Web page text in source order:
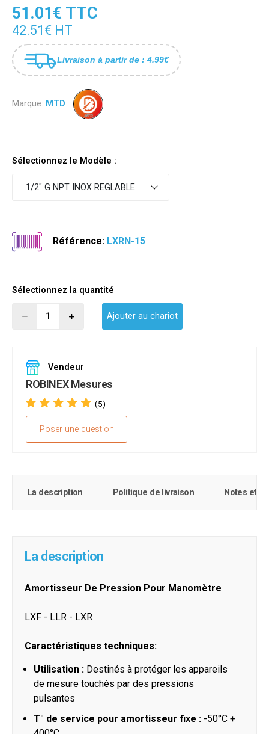
51.01€ TTC
42.51€ HT
Livraison à partir de : 4.99€
Marque: MTD
Sélectionnez le Modèle :
1/2" G NPT INOX REGLABLE
Référence: LXRN-15
Sélectionnez la quantité
Ajouter au chariot
Vendeur
ROBINEX Mesures
(5)
Poser une question
La description Politique de livraison Notes et
La description
Amortisseur De Pression Pour Manomètre
LXF - LLR - LXR
Caractéristiques techniques:
Utilisation : Destinés à protéger les appareils
de mesure touchés par des pressions
pulsantes
T° de service pour amortisseur fixe : -50°C +